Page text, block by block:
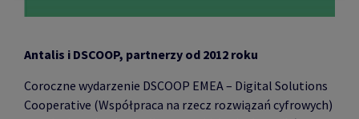
Antalis i DSCOOP, partnerzy od 2012 roku
Coroczne wydarzenie DSCOOP EMEA – Digital Solutions
Cooperative (Współpraca na rzecz rozwiązań cyfrowych)